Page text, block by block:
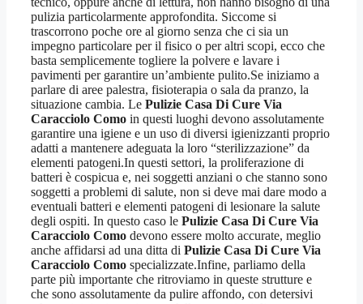
pulizia particolarmente approfondita. Siccome si
trascorrono poche ore al giorno senza che ci sia un
impegno particolare per il fisico o per altri scopi, ecco che
basta semplicemente togliere la polvere e lavare i
pavimenti per garantire un’ambiente pulito.Se iniziamo a
parlare di aree palestra, fisioterapia o sala da pranzo, la
situazione cambia. Le Pulizie Casa Di Cure Via
Caracciolo Como in questi luoghi devono assolutamente
garantire una igiene e un uso di diversi igienizzanti proprio
adatti a mantenere adeguata la loro “sterilizzazione” da
elementi patogeni.In questi settori, la proliferazione di
batteri è cospicua e, nei soggetti anziani o che stanno sono
soggetti a problemi di salute, non si deve mai dare modo a
eventuali batteri e elementi patogeni di lesionare la salute
degli ospiti. In questo caso le Pulizie Casa Di Cure Via
Caracciolo Como devono essere molto accurate, meglio
anche affidarsi ad una ditta di Pulizie Casa Di Cure Via
Caracciolo Como specializzate.Infine, parliamo della
parte più importante che ritroviamo in queste strutture e
che sono assolutamente da pulire affondo, con detersivi